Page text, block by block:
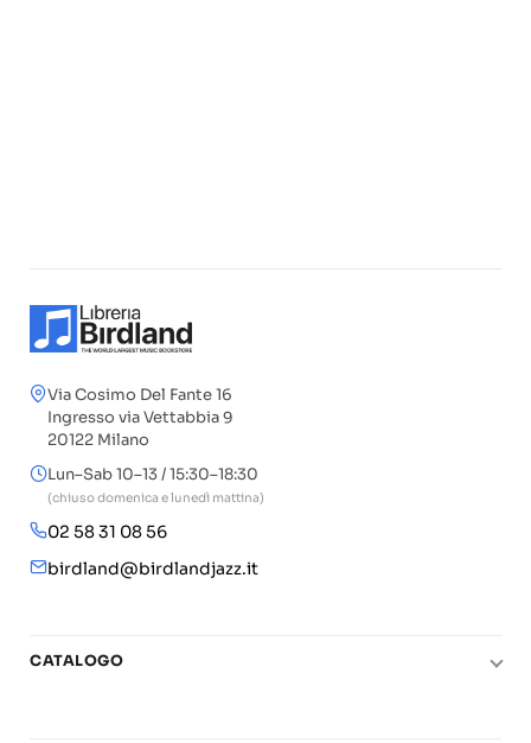
Via Cosimo Del Fante 16
Ingresso via Vettabbia 9
20122 Milano
Lun–Sab 10–13 / 15:30–18:30
(chiuso domenica e lunedì mattina)
02 58 31 08 56
birdland@birdlandjazz.it
CATALOGO